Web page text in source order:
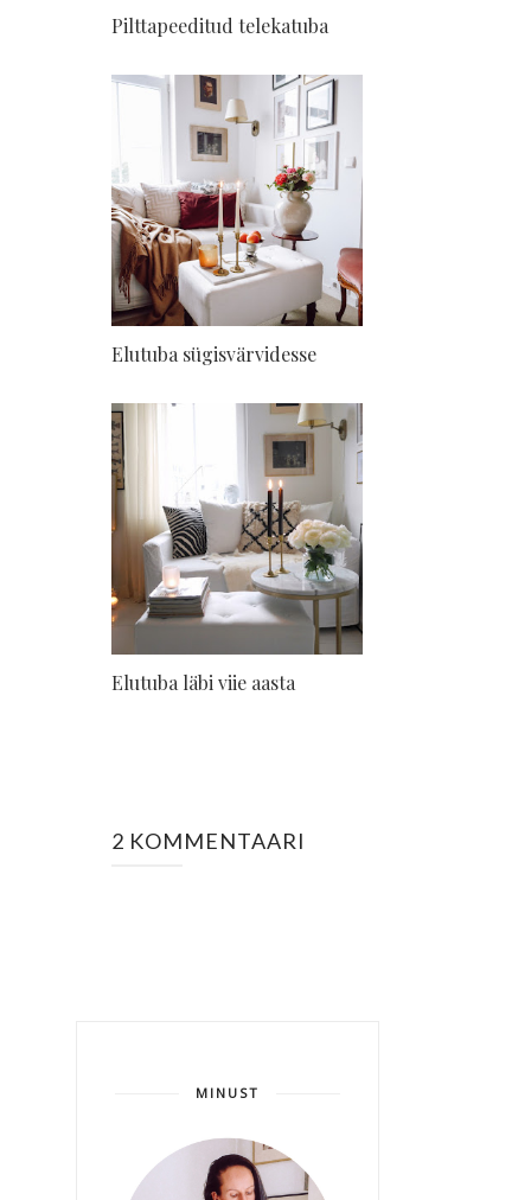
Pilttapeeditud telekatuba
Elutuba sügisvärvidesse
Elutuba läbi viie aasta
2 KOMMENTAARI
MINUST